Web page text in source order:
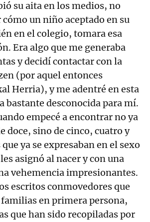
su aita en los medios, no
un niño aceptado en su
en el colegio, tomara esa
Era algo que me generaba
y decidí contactar con la
(por aquel entonces
Herria), y me adentré en esta
bastante desconocida para mí.
empecé a encontrar no ya
doce, sino de cinco, cuatro y
ya se expresaban en el sexo
asignó al nacer y con una
vehemencia impresionantes.
escritos conmovedores que
en primera persona,
que han sido recopiladas por